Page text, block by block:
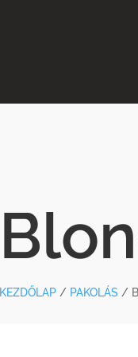
KEZDŐLAP / PAKOLÁS /